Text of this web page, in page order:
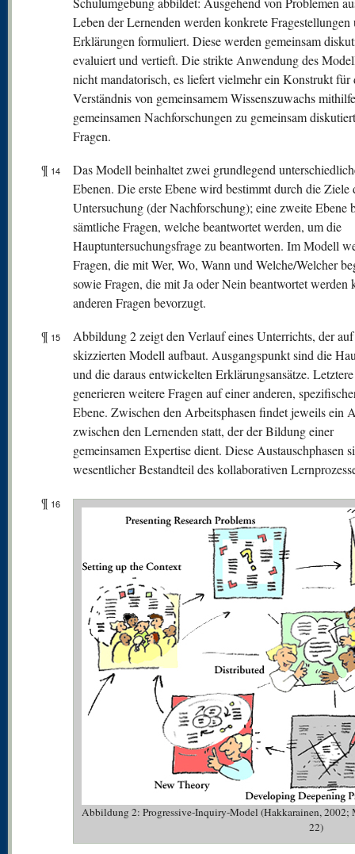
Leben der Lernenden werden konkrete Fragestellungen
Erklärungen formuliert. Diese werden gemeinsam
evaluiert und vertieft. Die strikte Anwendung des
nicht mandatorisch, es liefert vielmehr ein Konstrukt für
Verständnis von gemeinsamem Wissenszuwachs
gemeinsamen Nachforschungen zu gemeinsam
Fragen.
¶ 14
Das Modell beinhaltet zwei grundlegend
Ebenen. Die erste Ebene wird bestimmt durch die Ziele
Untersuchung (der Nachforschung); eine zweite Ebene
sämtliche Fragen, welche beantwortet werden, um die
Hauptuntersuchungsfrage zu beantworten. Im Modell
Fragen, die mit Wer, Wo, Wann und Welche/Welcher
sowie Fragen, die mit Ja oder Nein beantwortet werden
anderen Fragen bevorzugt.
¶ 15
Abbildung 2 zeigt den Verlauf eines Unterrichts, der
skizzierten Modell aufbaut. Ausgangspunkt sind die
und die daraus entwickelten Erklärungsansätze. Letztere
generieren weitere Fragen auf einer anderen,
Ebene. Zwischen den Arbeitsphasen findet jeweils ein
zwischen den Lernenden statt, der der Bildung einer
gemeinsamen Expertise dient. Diese Austauschphasen
wesentlicher Bestandteil des kollaborativen
¶ 16
Abbildung 2: Progressive-Inquiry-Model (Hakkarainen,
22)